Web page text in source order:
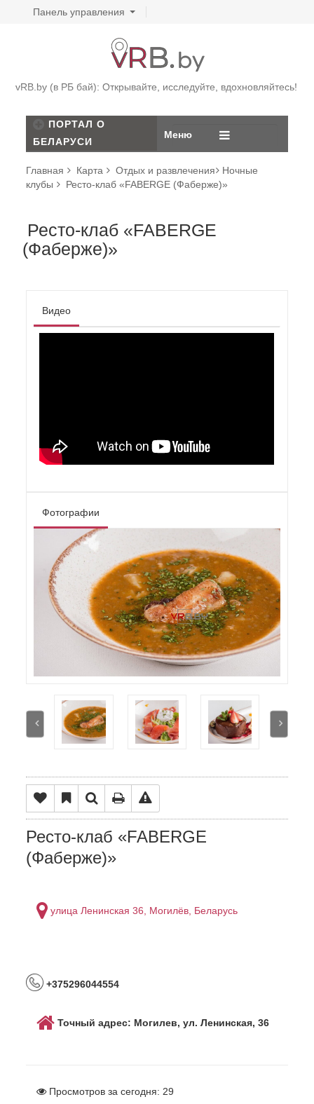
Панель управления
vRB.by (в РБ бай): Открывайте, исследуйте, вдохновляйтесь!
ПОРТАЛ О
БЕЛАРУСИ
Меню
Главная Карта Отдых и развлечения
Ночные
клубы
Ресто-клаб «FABERGE (Фаберже)»
Ресто-клаб «FABERGE
(Фаберже)»
Видео
Фотографии
Ресто-клаб «FABERGE
(Фаберже)»
улица Ленинская 36, Могилёв, Беларусь
+375296044554
Точный адрес: Могилев, ул. Ленинская, 36
Просмотров за сегодня:29